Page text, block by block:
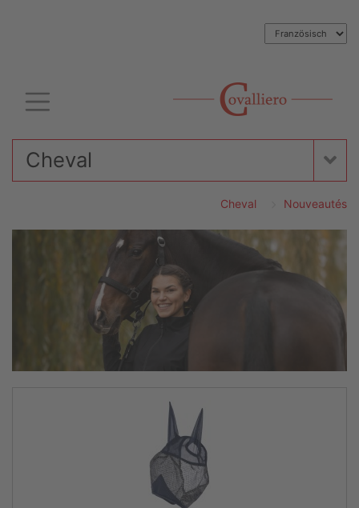
Cheval
Cheval Nouveautés